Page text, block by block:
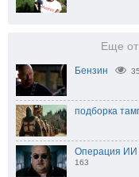
Еще
Бензин
подборка
Операция ИИ
163